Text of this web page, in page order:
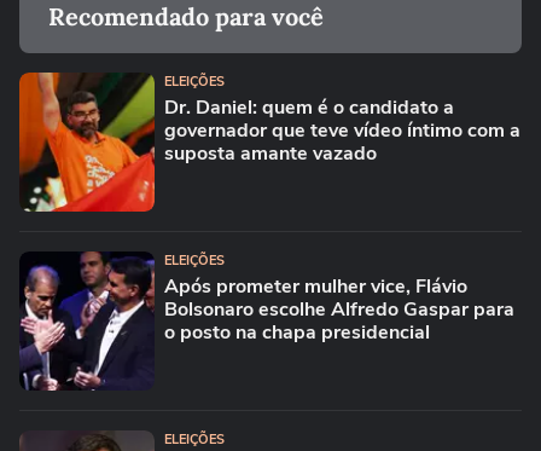
Recomendado para você
ELEIÇÕES
Dr. Daniel: quem é o candidato a
governador que teve vídeo íntimo com a
suposta amante vazado
ELEIÇÕES
Após prometer mulher vice, Flávio
Bolsonaro escolhe Alfredo Gaspar para
o posto na chapa presidencial
ELEIÇÕES